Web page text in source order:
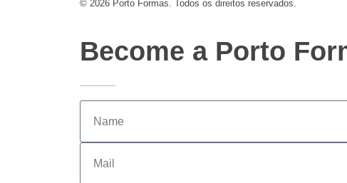
© 2026 Porto Formas. Todos os direitos reservados.
Become a Porto